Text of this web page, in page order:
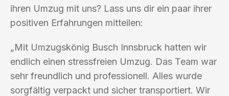
ihren Umzug mit uns? Lass uns dir ein paar ihrer
positiven Erfahrungen mitteilen:
„Mit Umzugskönig Busch Innsbruck hatten wir
endlich einen stressfreien Umzug. Das Team war
sehr freundlich und professionell. Alles wurde
sorgfältig verpackt und sicher transportiert. Wir